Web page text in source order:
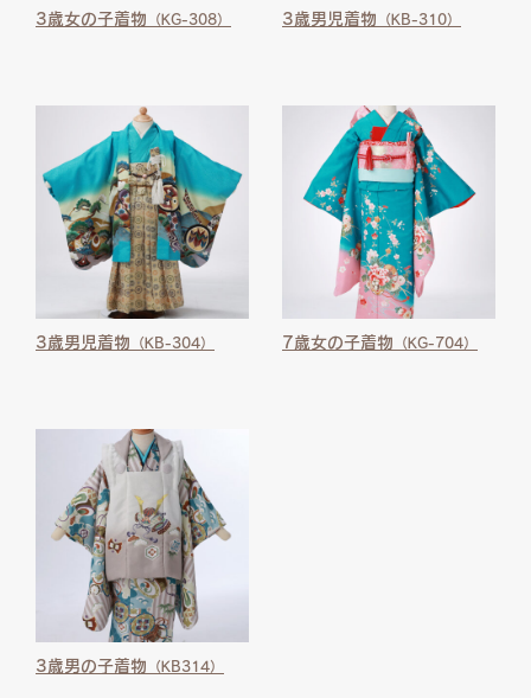
3歳女の子着物 （KG-308） 3歳男児着物 （KB-310）
3歳男児着物 （KB-304） 7歳女の子着物 （KG-704）
3歳男の子着物 （KB314）